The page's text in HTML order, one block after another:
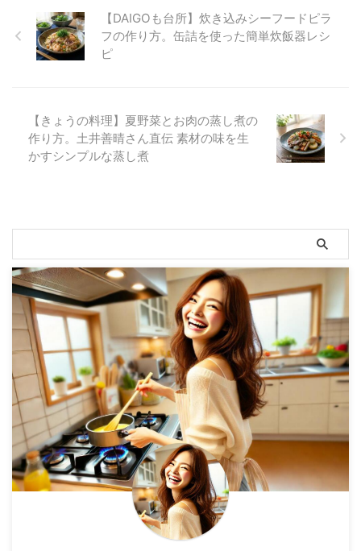
【DAIGOも台所】炊き込みシーフードピラ
フの作り方。缶詰を使った簡単炊飯器レシ
ピ
【きょうの料理】夏野菜とお肉の蒸し煮の
作り方。土井善晴さん直伝 素材の味を生
かすシンプルな蒸し煮